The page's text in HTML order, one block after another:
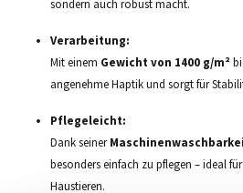
sondern auch robust macht.
Verarbeitung:
Mit einem Gewicht von 1400 g/m²
angenehme Haptik und sorgt für
Pflegeleicht:
Dank seiner
besonders einfach zu pflegen – ideal
Haustieren.